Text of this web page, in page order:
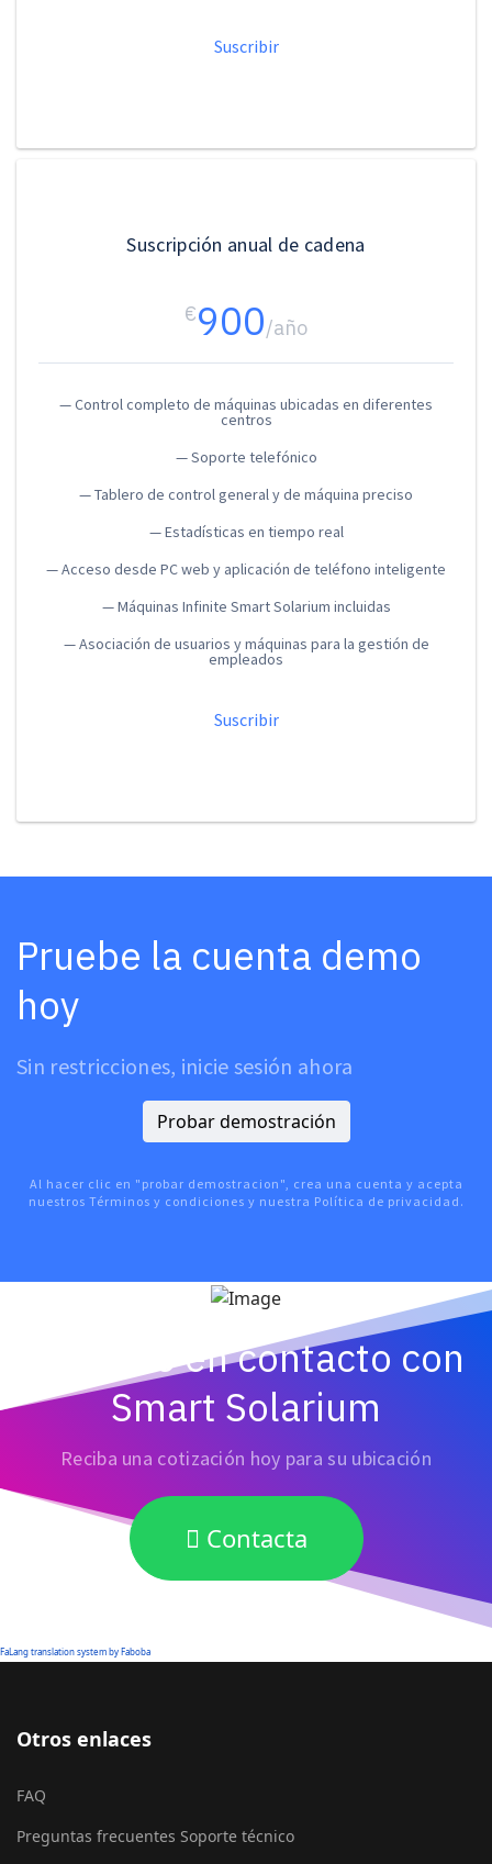
Suscribir
Suscripción anual de cadena
€900/año
— Control completo de máquinas ubicadas en diferentes
centros
— Soporte telefónico
— Tablero de control general y de máquina preciso
— Estadísticas en tiempo real
— Acceso desde PC web y aplicación de teléfono inteligente
— Máquinas Infinite Smart Solarium incluidas
— Asociación de usuarios y máquinas para la gestión de
empleados
Suscribir
Pruebe la cuenta demo
hoy
Sin restricciones, inicie sesión ahora
Probar demostración
Al hacer clic en "probar demostracion", crea una cuenta y acepta
nuestros Términos y condiciones y nuestra Política de privacidad.
Póngase en contacto con
Smart Solarium
Reciba una cotización hoy para su ubicación
Contacta
FaLang translation system by Faboba
Otros enlaces
FAQ
Preguntas frecuentes Soporte técnico